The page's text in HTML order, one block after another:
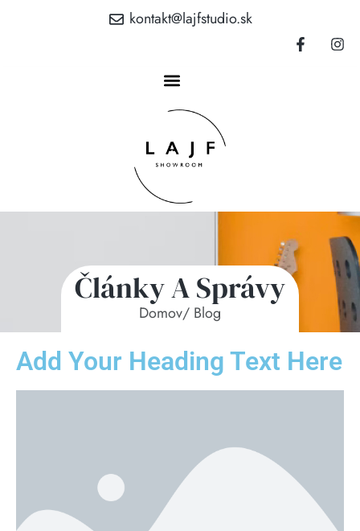
kontakt@lajfstudio.sk
Články A Správy
Domov/ Blog
Add Your Heading Text Here